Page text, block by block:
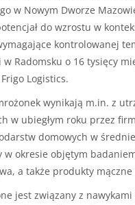
w Nowym Dworze
do wzrostu w
kontrolowanej
Radomsku o 16 tysięcy
Logistics.
wynikają m.in. z
w ubiegłym roku przez
domowych w
okresie objętym
a także produkty
jest związany z